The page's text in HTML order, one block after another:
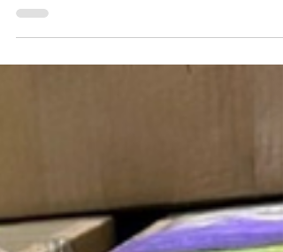
瑞爾近期成功完成了新加坡某政府部門委託的乾淤
泥運輸項目，目的地為德國。 該項目旨在將淤泥運
LANDESDIREKTION SACHSEN 對接，按照要求
交了詳細的環保說明和全套技術資料。最終，瑞爾
協助客戶順利獲得了德國官方簽發的污泥進口同意